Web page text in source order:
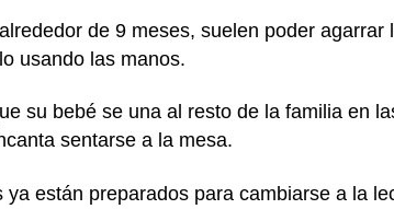
de 9 meses, suelen poder
usando las manos.
su bebé se una al resto de la familia en
sentarse a la mesa.
ya están preparados para cambiarse a la